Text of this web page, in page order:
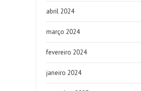
abril 2024
março 2024
fevereiro 2024
janeiro 2024